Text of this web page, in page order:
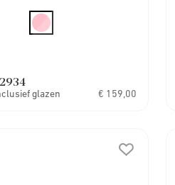
glazen € 159,00